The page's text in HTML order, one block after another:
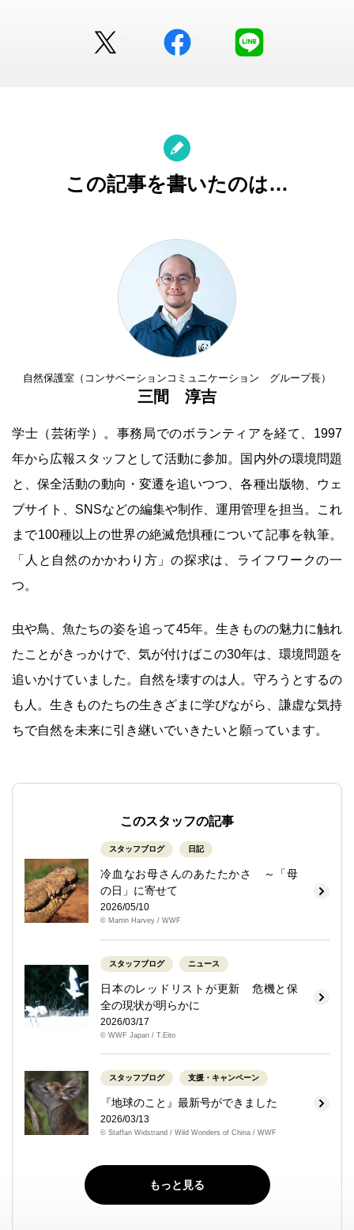
facebook
この記事を書いたのは…
自然保護室（コンサベーションコミュニケーション グループ長）
三間 淳吉
学士（芸術学）。事務局でのボランティアを経て、1997
年から広報スタッフとして活動に参加。国内外の環境問題
と、保全活動の動向・変遷を追いつつ、各種出版物、ウェ
ブサイト、SNSなどの編集や制作、運用管理を担当。これ
まで100種以上の世界の絶滅危惧種について記事を執筆。
「人と自然のかかわり方」の探求は、ライフワークの一
つ。
虫や鳥、魚たちの姿を追って45年。生きものの魅力に触れ
たことがきっかけで、気が付けばこの30年は、環境問題を
追いかけていました。自然を壊すのは人。守ろうとするの
も人。生きものたちの生きざまに学びながら、謙虚な気持
ちで自然を未来に引き継いでいきたいと願っています。
このスタッフの記事
スタッフブログ 日記
冷血なお母さんのあたたかさ ～「母
の日」に寄せて
2026/05/10
© Martin Harvey / WWF
スタッフブログ ニュース
日本のレッドリストが更新 危機と保
全の現状が明らかに
2026/03/17
© WWF Japan / T.Eito
スタッフブログ 支援・キャンペーン
『地球のこと』最新号ができました
2026/03/13
© Staffan Widstrand / Wild Wonders of China / WWF
もっと見る